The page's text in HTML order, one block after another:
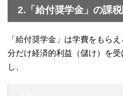
2.「給付奨学金」の課
「給付奨学金」は学費をもら
分だけ経済的利益（儲け）を
し、